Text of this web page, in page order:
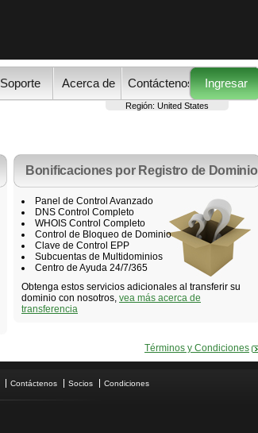
Soporte Acerca de Contáctenos Ingresar
Región: United States
Bonificaciones por Registro de Dominio
Panel de Control Avanzado
DNS Control Completo
WHOIS Control Completo
Control de Bloqueo de Dominio
Clave de Control EPP
Subcuentas de Multidominios
Centro de Ayuda 24/7/365
Obtenga estos servicios adicionales al transferir su
dominio con nosotros, vea más acerca de
transferencia
Términos y Condiciones
Contáctenos Socios Condiciones